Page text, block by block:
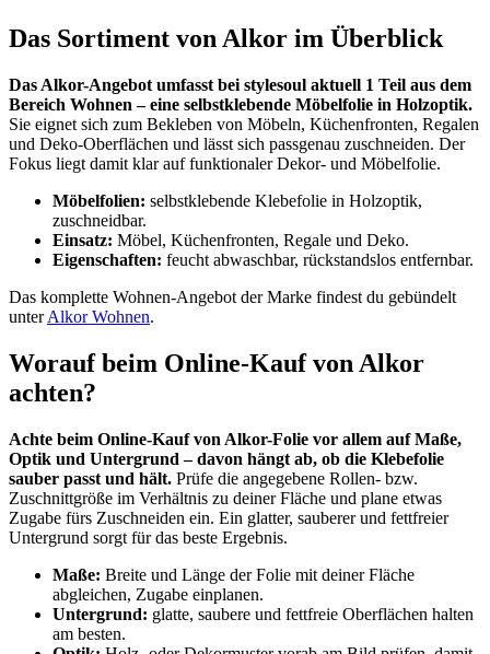
Das Sortiment von Alkor im Überblick
Das Alkor-Angebot umfasst bei stylesoul aktuell 1 Teil aus dem
Bereich Wohnen – eine selbstklebende Möbelfolie in Holzoptik.
Sie eignet sich zum Bekleben von Möbeln, Küchenfronten, Regalen
und Deko-Oberflächen und lässt sich passgenau zuschneiden. Der
Fokus liegt damit klar auf funktionaler Dekor- und Möbelfolie.
Möbelfolien: selbstklebende Klebefolie in Holzoptik,
zuschneidbar.
Einsatz: Möbel, Küchenfronten, Regale und Deko.
Eigenschaften: feucht abwaschbar, rückstandslos entfernbar.
Das komplette Wohnen-Angebot der Marke findest du gebündelt
unterAlkor Wohnen.
Worauf beim Online-Kauf von Alkor
achten?
Achte beim Online-Kauf von Alkor-Folie vor allem auf Maße,
Optik und Untergrund – davon hängt ab, ob die Klebefolie
sauber passt und hält. Prüfe die angegebene Rollen- bzw.
Zuschnittgröße im Verhältnis zu deiner Fläche und plane etwas
Zugabe fürs Zuschneiden ein. Ein glatter, sauberer und fettfreier
Untergrund sorgt für das beste Ergebnis.
Maße: Breite und Länge der Folie mit deiner Fläche
abgleichen, Zugabe einplanen.
Untergrund: glatte, saubere und fettfreie Oberflächen halten
am besten.